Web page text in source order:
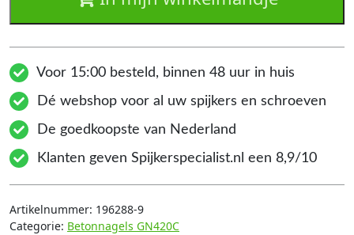
Voor 15:00 besteld, binnen 48 uur in huis
Dé webshop voor al uw spijkers en schroeven
De goedkoopste van Nederland
Klanten geven Spijkerspecialist.nl een 8,9/10
Artikelnummer: 196288-9
Categorie: Betonnagels GN420C